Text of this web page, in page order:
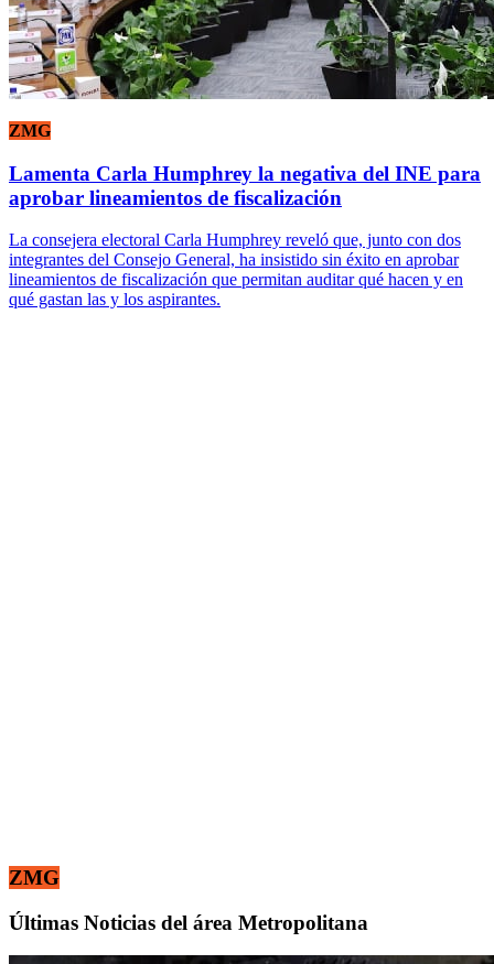
ZMG
Lamenta Carla Humphrey la negativa del INE para
aprobar lineamientos de fiscalización
La consejera electoral Carla Humphrey reveló que, junto con dos
integrantes del Consejo General, ha insistido sin éxito en aprobar
lineamientos de fiscalización que permitan auditar qué hacen y en
qué gastan las y los aspirantes.
ZMG
Últimas Noticias del área Metropolitana